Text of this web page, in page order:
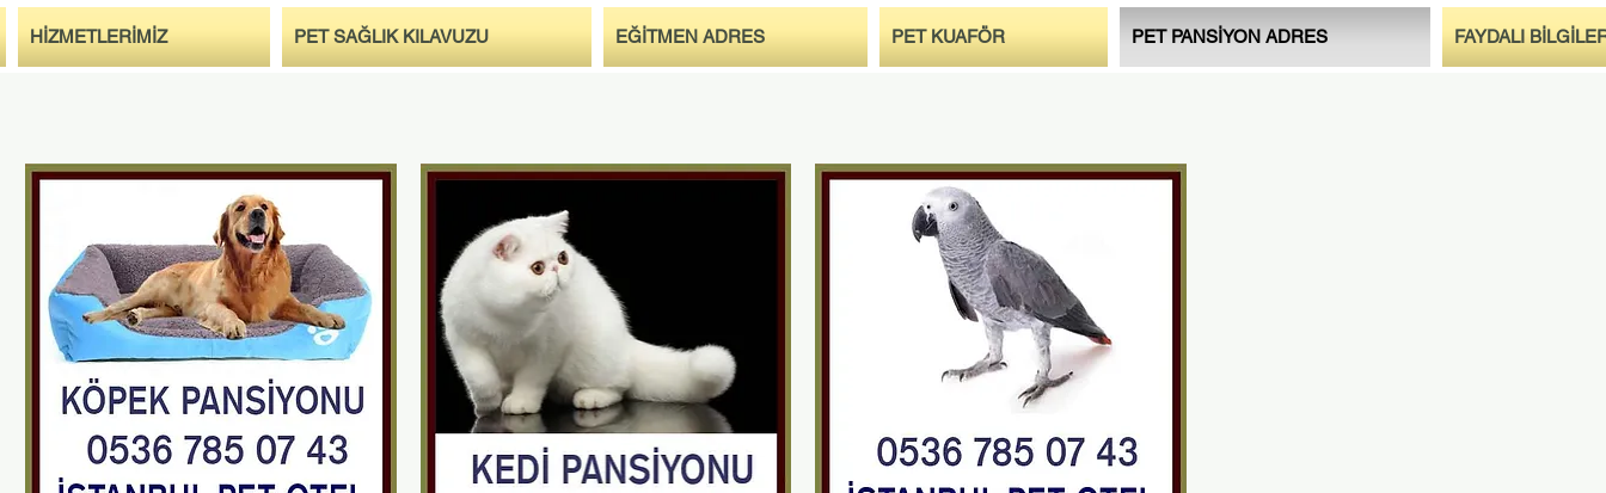
HİZMETLERİMİZ PET SAĞLIK KILAVUZU EĞİTMEN ADRES PET KUAFÖR PET PANSİYON ADRES FAYDALI